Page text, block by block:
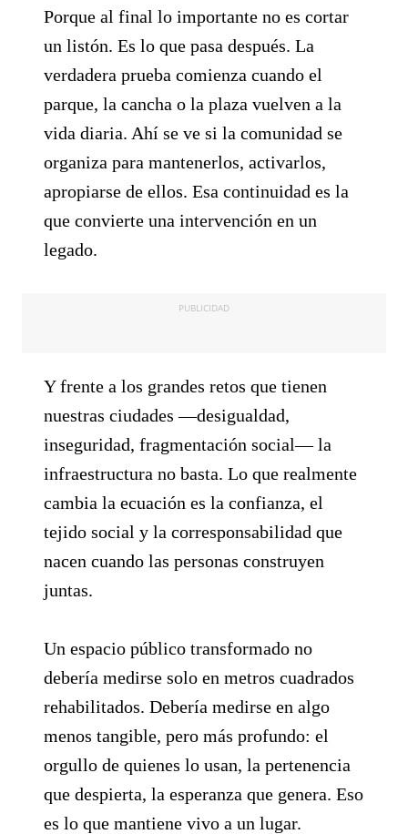
Porque al final lo importante no es cortar
un listón. Es lo que pasa después. La
verdadera prueba comienza cuando el
parque, la cancha o la plaza vuelven a la
vida diaria. Ahí se ve si la comunidad se
organiza para mantenerlos, activarlos,
apropiarse de ellos. Esa continuidad es la
que convierte una intervención en un
legado.
PUBLICIDAD
Y frente a los grandes retos que tienen
nuestras ciudades —desigualdad,
inseguridad, fragmentación social— la
infraestructura no basta. Lo que realmente
cambia la ecuación es la confianza, el
tejido social y la corresponsabilidad que
nacen cuando las personas construyen
juntas.
Un espacio público transformado no
debería medirse solo en metros cuadrados
rehabilitados. Debería medirse en algo
menos tangible, pero más profundo: el
orgullo de quienes lo usan, la pertenencia
que despierta, la esperanza que genera. Eso
es lo que mantiene vivo a un lugar.